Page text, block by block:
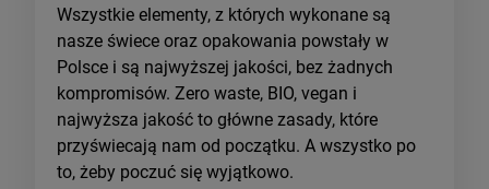
Wszystkie elementy, z których wykonane są
nasze świece oraz opakowania powstały w
Polsce i są najwyższej jakości, bez żadnych
kompromisów. Zero waste, BIO, vegan i
najwyższa jakość to główne zasady, które
przyświecają nam od początku. A wszystko po
to, żeby poczuć się wyjątkowo.